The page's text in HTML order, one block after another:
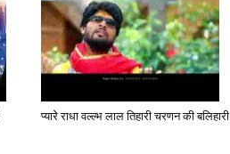
प्यारे राधा वल्ल्भ लाल तिहारी चरणन की बलिहारी